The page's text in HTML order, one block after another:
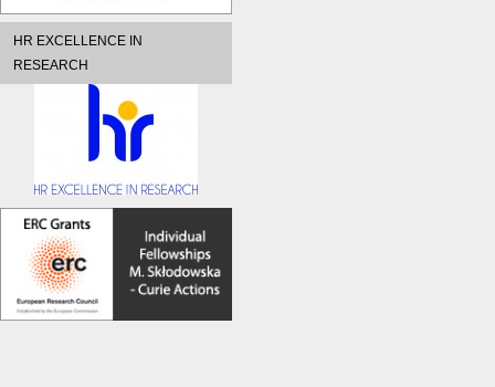
HR EXCELLENCE IN
RESEARCH